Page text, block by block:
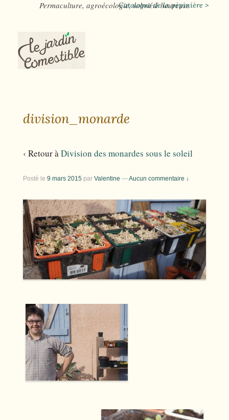
Permaculture, agroécologie, sobriété heureuse
Catalogue de la pépinière >
division_monarde
‹ Retour àDivision des monardes sous le soleil
Posté le 9 mars 2015 par Valentine —Aucun commentaire ↓